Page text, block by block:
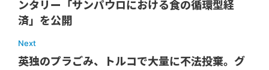
ンタリー「サンパウロにおける食の循環型経
済」を公開
Next
英独のプラごみ、トルコで大量に不法投棄。グ